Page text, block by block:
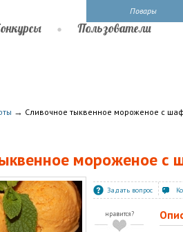
Повары
Пользователи
→ Сливочное тыквенное мороженое с
мороженое с
Задать вопрос
нравится?